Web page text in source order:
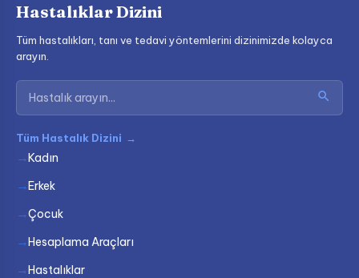
Hastalıklar Dizini
Tüm hastalıkları, tanı ve tedavi yöntemlerini dizinimizde kolayca
arayın.
Tüm Hastalık Dizini →
Kadın
Erkek
Çocuk
Hesaplama Araçları
Hastalıklar